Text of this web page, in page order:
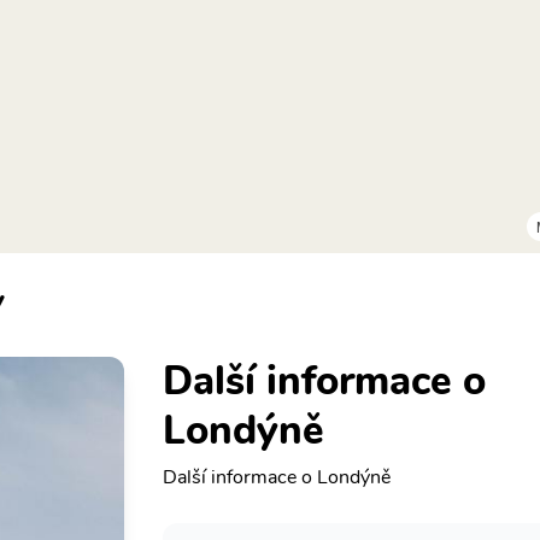
Další informace o
Londýně
Další informace o Londýně